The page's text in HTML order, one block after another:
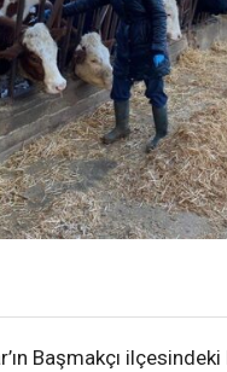
Başmakçı